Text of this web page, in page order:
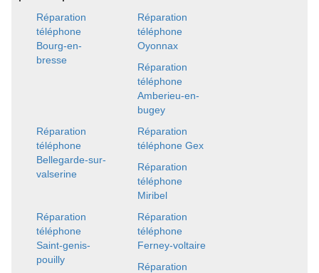
Réparation
téléphone
Bourg-en-
bresse
Réparation
téléphone
Oyonnax
Réparation
téléphone
Amberieu-en-
bugey
Réparation
téléphone
Bellegarde-sur-
valserine
Réparation
téléphone Gex
Réparation
téléphone
Miribel
Réparation
téléphone
Saint-genis-
pouilly
Réparation
téléphone
Ferney-voltaire
Réparation